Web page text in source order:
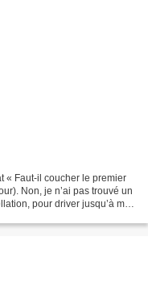
« Faut-il coucher le premier
Non, je n’ai pas trouvé un
pour driver jusqu’à moi